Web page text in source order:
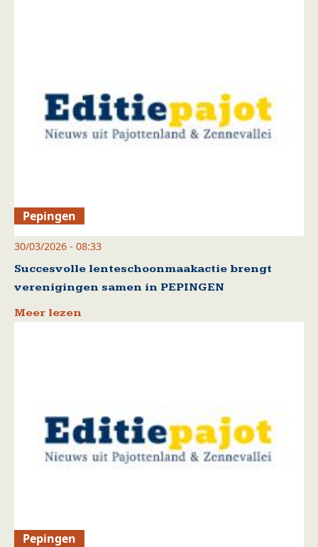
Pepingen
30/03/2026 - 08:33
Succesvolle lenteschoonmaakactie brengt
verenigingen samen in PEPINGEN
Meer lezen
Pepingen